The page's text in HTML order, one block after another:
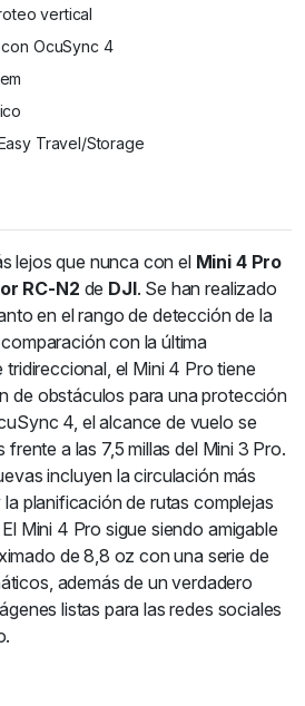
vertical
OcuSync 4
Travel/Storage
lejos que nunca con el Mini 4 Pro
RC-N2 de DJI. Se han realizado
en el rango de detección de la
con la última
tridireccional, el Mini 4 Pro tiene
de obstáculos para una protección
4, el alcance de vuelo se
frente a las 7,5 millas del Mini 3 Pro.
incluyen la circulación más
planificación de rutas complejas
Mini 4 Pro sigue siendo amigable
de 8,8 oz con una serie de
además de un verdadero
listas para las redes sociales